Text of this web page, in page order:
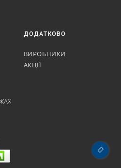
ДОДАТКОВО
ВИРОБНИКИ
АКЦІЇ